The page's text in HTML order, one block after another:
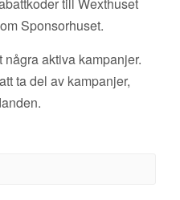
Sponsorhuset.
aktiva kampanjer.
ta del av kampanjer,